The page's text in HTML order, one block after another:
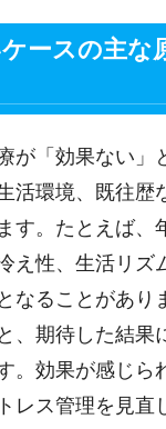
ースの主な
が「効果ない」
活環境、既往歴
す。たとえば、
え性、生活リズ
なることがあり
、期待した結果
。効果が感じら
レス管理を見直